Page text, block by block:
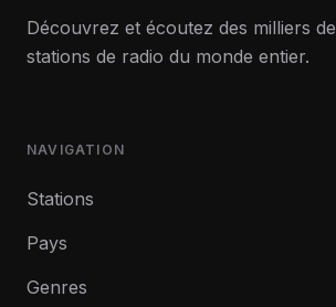
Découvrez et écoutez des milliers de
stations de radio du monde entier.
NAVIGATION
Stations
Pays
Genres